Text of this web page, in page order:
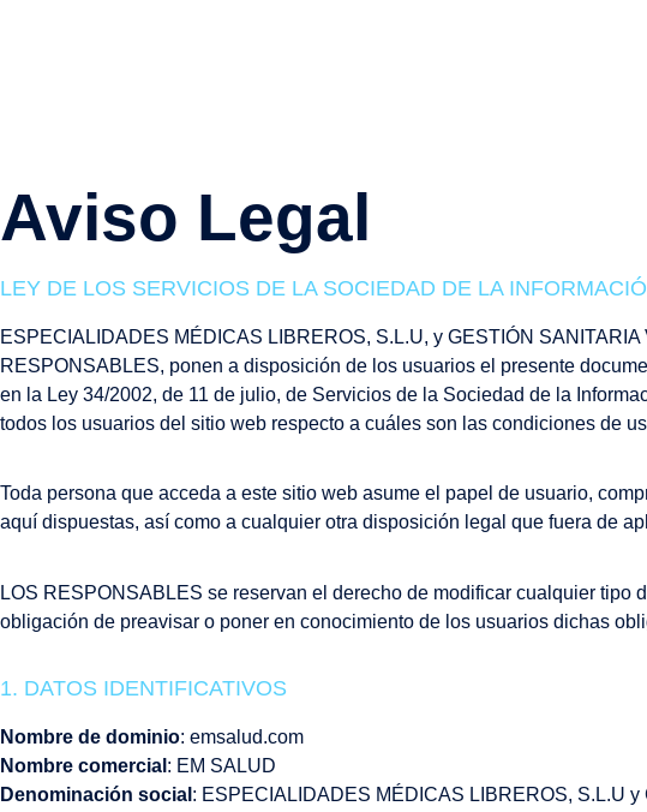
Aviso Legal
LEY DE LOS SERVICIOS DE LA SOCIEDAD DE LA
ESPECIALIDADES MÉDICAS LIBREROS, S.L.U, y GESTIÓN
RESPONSABLES, ponen a disposición de los usuarios el presente
en la Ley 34/2002, de 11 de julio, de Servicios de la Sociedad de la
todos los usuarios del sitio web respecto a cuáles son las condiciones de
Toda persona que acceda a este sitio web asume el papel de usuario,
aquí dispuestas, así como a cualquier otra disposición legal que fuera de
LOS RESPONSABLES se reservan el derecho de modificar cualquier
obligación de preavisar o poner en conocimiento de los usuarios dichas
1. DATOS IDENTIFICATIVOS
Nombre de dominio: emsalud.com
Nombre comercial : EM SALUD
Denominación social : ESPECIALIDADES MÉDICAS LIBREROS, S.L.U